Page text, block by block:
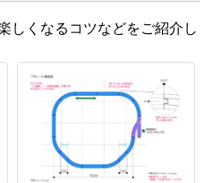
しくなるコツなどをご紹介し